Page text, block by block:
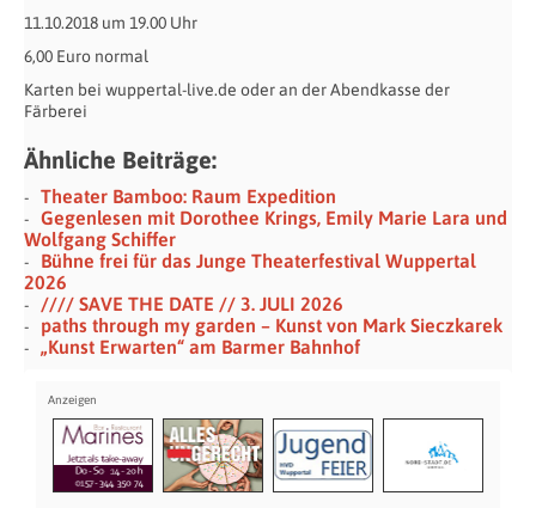
11.10.2018 um 19.00 Uhr
6,00 Euro normal
Karten bei wuppertal-live.de oder an der Abendkasse der
Färberei
Ähnliche Beiträge:
Theater Bamboo: Raum Expedition
Gegenlesen mit Dorothee Krings, Emily Marie Lara und
Wolfgang Schiffer
Bühne frei für das Junge Theaterfestival Wuppertal
2026
//// SAVE THE DATE // 3. JULI 2026
paths through my garden – Kunst von Mark Sieczkarek
„Kunst Erwarten“ am Barmer Bahnhof